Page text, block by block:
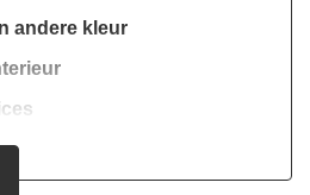
andere kleur
met stop&go en